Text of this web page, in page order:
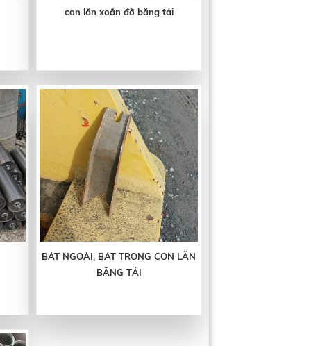
con lăn xoắn đỡ băng tải
BÁT NGOÀI, BÁT TRONG CON LĂN
BĂNG TẢI